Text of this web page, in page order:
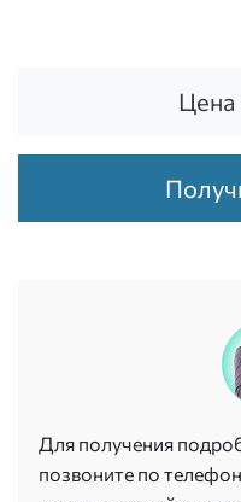
Цена
Для получения
позвоните по